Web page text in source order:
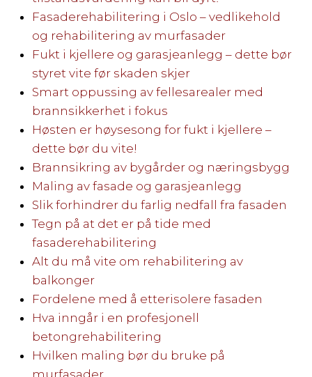
Fasaderehabilitering i Oslo – vedlikehold
og rehabilitering av murfasader
Fukt i kjellere og garasjeanlegg – dette bør
styret vite før skaden skjer
Smart oppussing av fellesarealer med
brannsikkerhet i fokus
Høsten er høysesong for fukt i kjellere –
dette bør du vite!
Brannsikring av bygårder og næringsbygg
Maling av fasade og garasjeanlegg
Slik forhindrer du farlig nedfall fra fasaden
Tegn på at det er på tide med
fasaderehabilitering
Alt du må vite om rehabilitering av
balkonger
Fordelene med å etterisolere fasaden
Hva inngår i en profesjonell
betongrehabilitering
Hvilken maling bør du bruke på
murfasader